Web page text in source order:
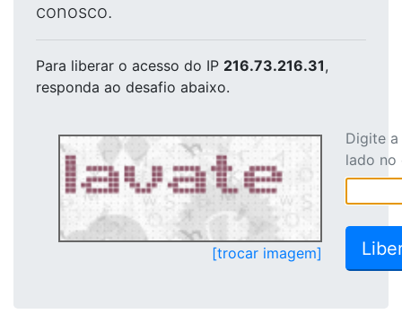
conosco.
Para liberar o acesso do IP 216.73.216.31,
responda ao desafio abaixo.
[trocar imagem]
Digite
lado no